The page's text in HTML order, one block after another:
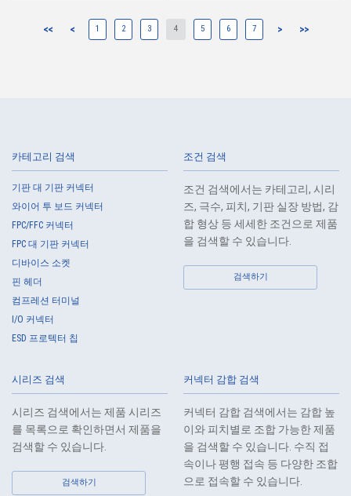
고온 적합 Web 구입 가능
고온 적합 Web 구입 가능
IMSA-13065B-2-20Y902
<< < 1 2 3 4 5 6 7 > >>
카테고리 검색
기판 대 기판 커넥터
와이어 투 보드 커넥터
FPC/FFC 커넥터
FPC 대 기판 커넥터
디바이스 소켓
핀 헤더
컴프레션 터미널
I/O 커넥터
ESD 프로텍터 칩
조건 검색
조건 검색에서는 카테고리, 시리
즈, 극수, 피치, 기판 실장 방법, 감
합 형상 등 세세한 조건으로 제품
을 검색할 수 있습니다.
검색하기
시리즈 검색
시리즈 검색에서는 제품 시리즈
를 목록으로 확인하면서 제품을
검색할 수 있습니다.
검색하기
커넥터 감합 검색
커넥터 감합 검색에서는 감합 높
이와 피치별로 조합 가능한 제품
을 검색할 수 있습니다. 수직 접
속이나 평행 접속 등 다양한 조합
으로 접속할 수 있습니다.